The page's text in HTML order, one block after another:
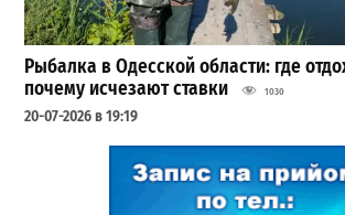
Рыбалка в Одесской области: где
почему исчезают ставки
1030
20-07-2026 в 19:19